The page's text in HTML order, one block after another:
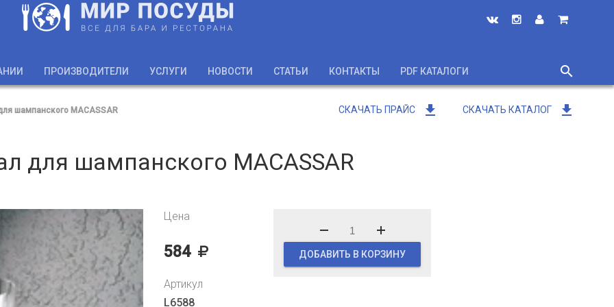
ПРОИЗВОДИТЕЛИ УСЛУГИ НОВОСТИ СТАТЬИ КОНТАКТЫ PDF КАТАЛОГИ
search
close
СКАЧАТЬ ПРАЙС get_app СКАЧАТЬ КАТАЛОГ get_app
шампанского MACASSAR
для шампанского MACASSAR
Цена
584 ДОБАВИТЬ В КОРЗИНУ
Артикул
L6588